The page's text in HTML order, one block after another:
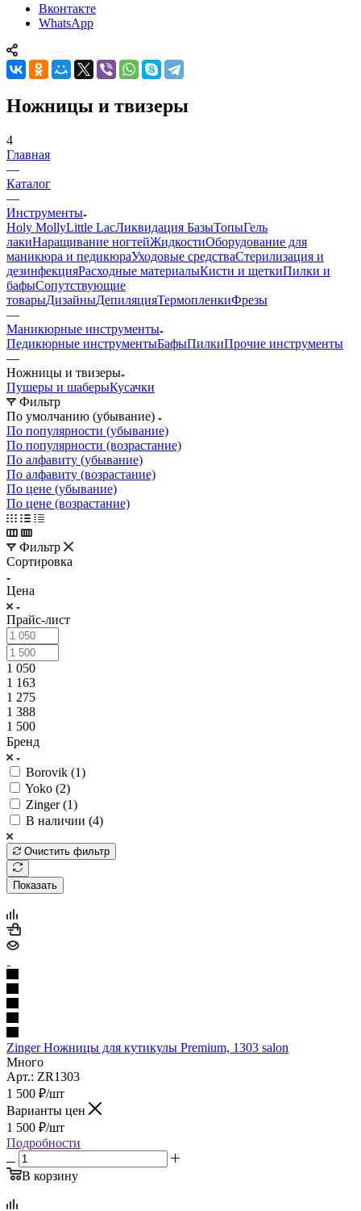
Вконтакте
WhatsApp
Ножницы и твизеры
4
Главная
—
Каталог
—
Инструменты
Holy MollyLittle LacЛиквидация БазыТопыГель
лакиНаращивание ногтейЖидкостиОборудование для
маникюра и педикюраУходовые средстваСтерилизация и
дезинфекцияРасходные материалыКисти и щеткиПилки и
бафыСопутствующие
товарыДизайныДепиляцияТермопленкиФрезы
—
Маникюрные инструменты
Педикюрные инструментыБафыПилкиПрочие инструменты
—
Ножницы и твизеры
Пушеры и шаберыКусачки
Фильтр
По умолчанию (убывание)
По популярности (убывание)
По популярности (возрастание)
По алфавиту (убывание)
По алфавиту (возрастание)
По цене (убывание)
По цене (возрастание)
Фильтр
Сортировка
Цена
Прайс-лист
1 050
1 163
1 275
1 388
1 500
Бренд
Borovik (1)
Yoko (2)
Zinger (1)
В наличии (4)
Очистить фильтр
Показать
Zinger Ножницы для кутикулы Premium, 1303 salon
Много
Арт.: ZR1303
1 500 ₽/шт
Варианты цен
1 500 ₽/шт
Подробности
В корзину